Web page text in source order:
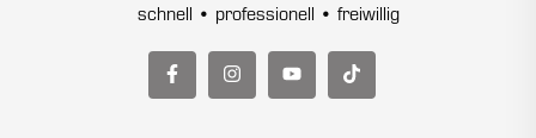
schnell • professionell • freiwillig